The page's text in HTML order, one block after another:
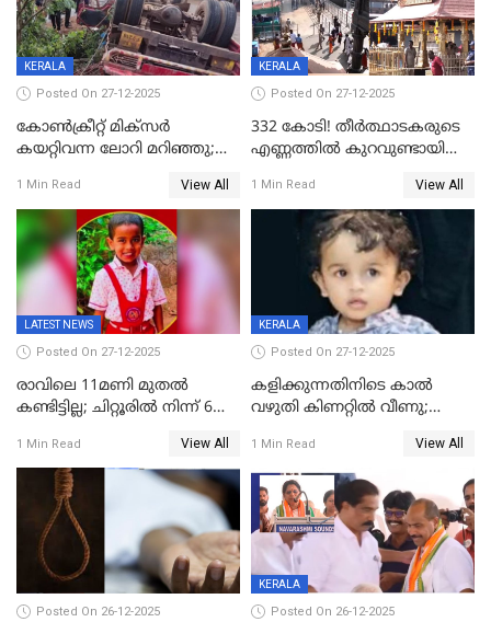
KERALA
Posted On 27-12-2025
കോണ്‍ക്രീറ്റ് മിക്‌സര്‍
കയറ്റിവന്ന ലോറി മറിഞ്ഞു;
അപകടം കണ്ണൂരിൽ
1 Min Read View All
KERALA
Posted On 27-12-2025
332 കോടി! തീർത്ഥാടകരുടെ
എണ്ണത്തിൽ കുറവുണ്ടായിട്ടും
കുതിച്ചുയരുന്നു
1 Min Read View All
LATEST NEWS
Posted On 27-12-2025
രാവിലെ 11മണി മുതൽ
കണ്ടിട്ടില്ല; ചിറ്റൂരിൽ നിന്ന് 6
1 Min Read View All
KERALA
Posted On 27-12-2025
കളിക്കുന്നതിനിടെ കാൽ
വഴുതി കിണറ്റിൽ വീണു;
ദാരുണാന്ത്യം
1 Min Read View All
Posted On 26-12-2025
KERALA
Posted On 26-12-2025